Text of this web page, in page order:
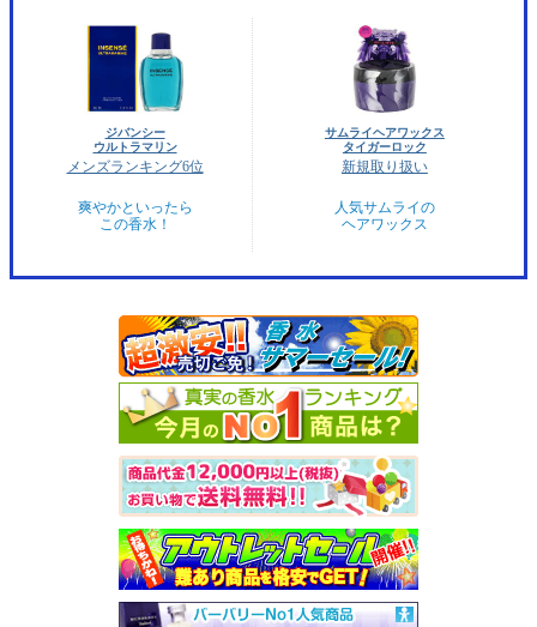
ジバンシー
ウルトラマリン
メンズランキング6位
爽やかといったら
この香水！
サムライヘアワックス
タイガーロック
新規取り扱い
人気サムライの
ヘアワックス